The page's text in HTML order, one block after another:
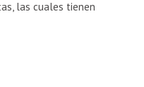
las cuales tienen